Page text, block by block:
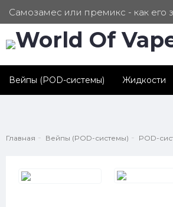
Самозамес или премикс - как его
ПОД. СЕРТИФИКАТЫ
Вейпы (POD-системы) Жидкости
Главная Вейпы (POD-системы) POD-